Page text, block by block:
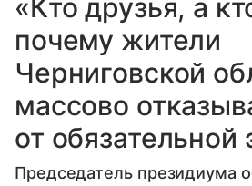
«Кто друзья, а
почему жители
Черниговской
массово
от обязательной
Председатель президиума